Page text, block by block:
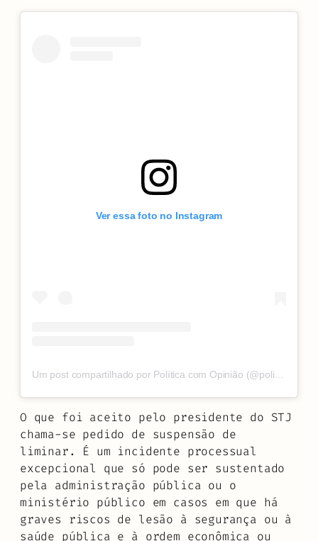
Ver essa foto no Instagram
Um post compartilhado por Política com Opinião (@politica_com_opiniao)
O que foi aceito pelo presidente do STJ
chama-se pedido de suspensão de
liminar. É um incidente processual
excepcional que só pode ser sustentado
pela administração pública ou o
ministério público em casos em que há
graves riscos de lesão à segurança ou à
saúde pública e à ordem econômica ou